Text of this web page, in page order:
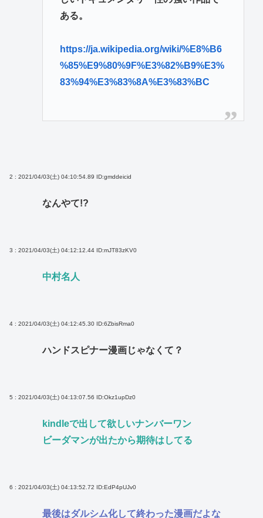
ある。
https://ja.wikipedia.org/wiki/%E8%B6
%85%E9%80%9F%E3%82%B9%E3%
83%94%E3%83%8A%E3%83%BC
2 : 2021/04/03(土) 04:10:54.89 ID:gmddeicid
なんやて!?
3 : 2021/04/03(土) 04:12:12.44 ID:mJT83zKV0
中村名人
4 : 2021/04/03(土) 04:12:45.30 ID:6ZbisRma0
ハンドスピナー漫画じゃなくて？
5 : 2021/04/03(土) 04:13:07.56 ID:Okz1upDz0
kindleで出して欲しいナンバーワン
ビーダマンが出たから期待はしてる
6 : 2021/04/03(土) 04:13:52.72 ID:EdP4pUJv0
最後はダルシム化して終わった漫画だよな